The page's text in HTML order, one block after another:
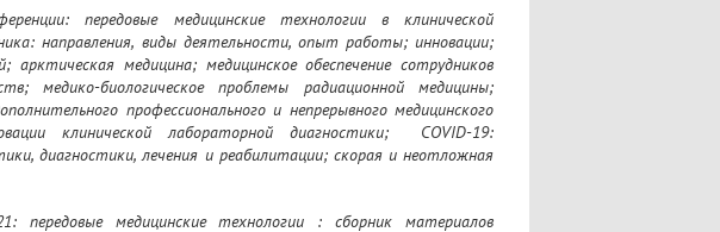
передовые медицинские технологии в клинической
направления, виды деятельности, опыт работы; инновации;
арктическая медицина; медицинское обеспечение сотрудников
медико-биологическое проблемы радиационной медицины;
профессионального и непрерывного медицинского
клинической лабораторной диагностики;  COVID-19:
диагностики, лечения и реабилитации; скорая и неотложная